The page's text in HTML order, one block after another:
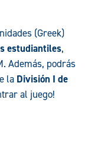
(Greek)
estudiantiles,
Además, podrás
la División I de
al juego!